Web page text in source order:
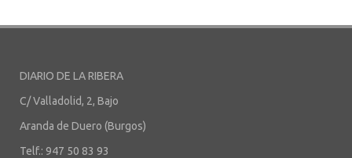
DIARIO DE LA RIBERA
C/ Valladolid, 2, Bajo
Aranda de Duero (Burgos)
Telf.: 947 50 83 93